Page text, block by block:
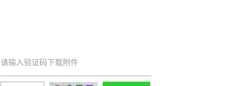
请输入验证码下载附件